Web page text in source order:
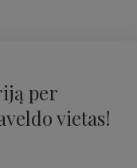
per
vietas!